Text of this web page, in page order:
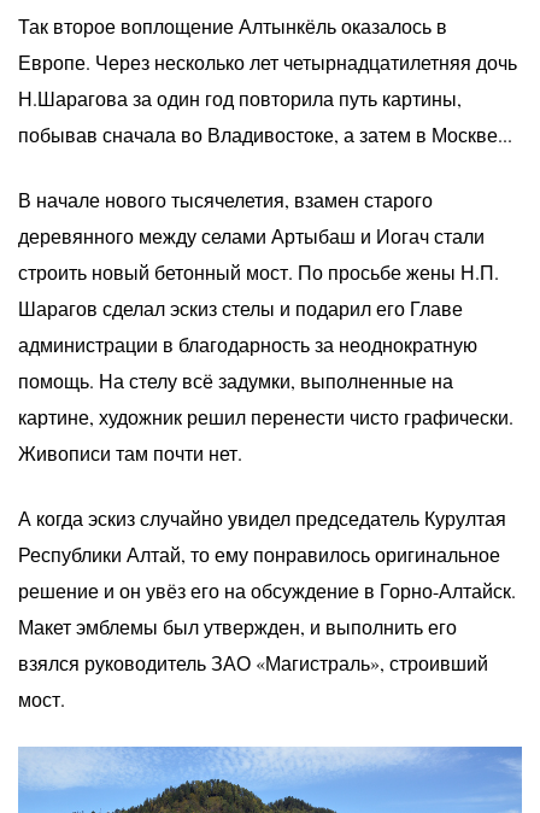
Так второе воплощение Алтынкёль оказалось в
Европе. Через несколько лет четырнадцатилетняя дочь
Н.Шарагова за один год повторила путь картины,
побывав сначала во Владивостоке, а затем в Москве...
В начале нового тысячелетия, взамен старого
деревянного между селами Артыбаш и Иогач стали
строить новый бетонный мост. По просьбе жены Н.П.
Шарагов сделал эскиз стелы и подарил его Главе
администрации в благодарность за неоднократную
помощь. На стелу всё задумки, выполненные на
картине, художник решил перенести чисто графически.
Живописи там почти нет.
А когда эскиз случайно увидел председатель Курултая
Республики Алтай, то ему понравилось оригинальное
решение и он увёз его на обсуждение в Горно-Алтайск.
Макет эмблемы был утвержден, и выполнить его
взялся руководитель ЗАО «Магистраль», строивший
мост.